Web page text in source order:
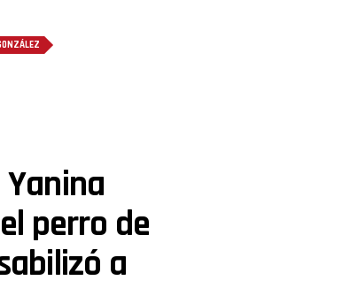
perro de
a